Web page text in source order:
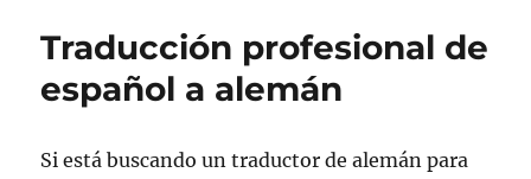
Traducción profesional de
español a alemán
Si está buscando un traductor de alemán para